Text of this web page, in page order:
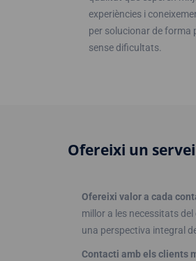
experiències i
per solucionar de forma
sense dificultats.
Ofereixi un
Ofereixi valor a cada
millor a les necessitats
una perspectiva integral
Contacti amb els clients